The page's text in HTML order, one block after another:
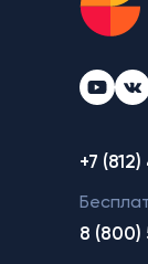
+7
8 (800)